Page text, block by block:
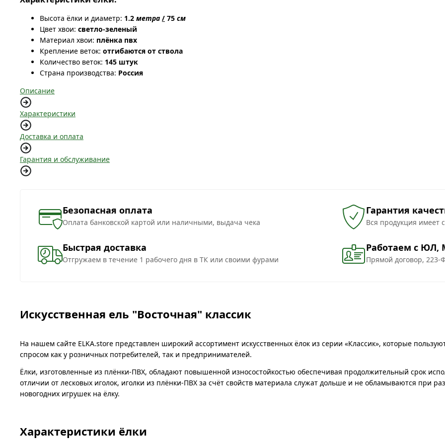
Высота ёлки и диаметр: 1.2 метра / 75 см
Цвет хвои: светло-зеленый
Материал хвои: плёнка пвх
Крепление веток: отгибаются от ствола
Количество веток: 145 штук
Страна производства: Россия
Описание
Характеристики
Доставка и оплата
Гарантия и обслуживание
Безопасная оплата
Оплата банковской картой или наличными, выдача чека
Гарантия
Вся продукция имеет
Быстрая доставка
Отгружаем в течение 1 рабочего дня в ТК или своими фурами
Работаем с ЮЛ,
Прямой договор, 223-
Искусственная ель "Восточная" классик
На нашем сайте ELKA.store представлен широкий ассортимент искусственных ёлок из серии «Классик», которые
спросом как у розничных потребителей, так и предпринимателей.
Ёлки, изготовленные из плёнки-ПВХ, обладают повышенной износостойкостью обеспечивая продолжительный срок
отличии от лесковых иголок, иголки из плёнки-ПВХ за счёт свойств материала служат дольше и не обламываются при
новогодних игрушек на ёлку.
Характеристики ёлки